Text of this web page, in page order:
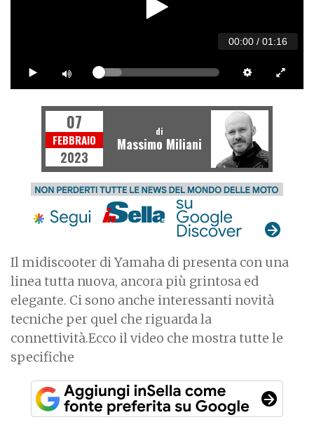
00:00 / 01:16
Il midiscooter di Yamaha di presenta con una
linea tutta nuova, ancora più grintosa ed
elegante. Ci sono anche interessanti novità
tecniche per quel che riguarda la
connettività.Ecco il video che mostra tutte le
specifiche
07
FEBBRAIO
2023
di
Massimo Miliani